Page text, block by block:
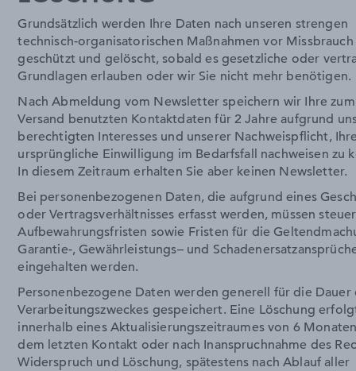
Grundsätzlich werden Ihre Daten nach unseren strengen
technisch-organisatorischen Maßnahmen vor Missbrauch
geschützt und gelöscht, sobald es gesetzliche oder
Grundlagen erlauben oder wir Sie nicht mehr benötigen.
Nach Abmeldung vom Newsletter speichern wir Ihre
Versand benutzten Kontaktdaten für 2 Jahre aufgrund
berechtigten Interesses und unserer Nachweispflicht,
ursprüngliche Einwilligung im Bedarfsfall nachweisen zu
In diesem Zeitraum erhalten Sie aber keinen Newsletter.
Bei personenbezogenen Daten, die aufgrund eines
oder Vertragsverhältnisses erfasst werden, müssen
Aufbewahrungsfristen sowie Fristen für die
Garantie-, Gewährleistungs– und
eingehalten werden.
Personenbezogene Daten werden generell für die Dauer
Verarbeitungszweckes gespeichert. Eine Löschung
innerhalb eines Aktualisierungszeitraumes von 6
dem letzten Kontakt oder nach Inanspruchnahme des
Widerspruch und Löschung, spätestens nach Ablauf aller